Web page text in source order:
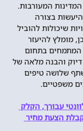
המעורבות.
בצורה
שיכולות להוביל
מומלץ להיעזר
המתמחים בתחום
והבנה מלאה של
שלושה טיפים
משפטיים.
עבורך, הקלק
לקבלת הצעת מחיר